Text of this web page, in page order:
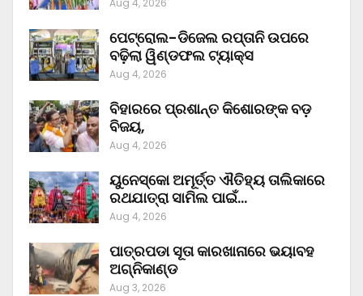
Aug 4, 2026
ପେଟ୍ରୋଲ-ଡିଜେଲ ରପ୍ତାନି ଉପରେ
ବଢ଼ିଲା ୱିଣ୍ଡଫଲ ଟ୍ୟାକ୍ସ
Aug 4, 2026
ବିହାରରେ ପ୍ରଶାନ୍ତ କିଶୋରଙ୍କ ବଡ଼
ବିଜୟ,
Aug 4, 2026
ୟୁନେସ୍କୋ ଅମୂର୍ତ୍ତ ଐତିହ୍ୟ ତାଲିକାରେ
ରଥଯାତ୍ରା ସାମିଲ ପାଇଁ…
Aug 4, 2026
ପାତ୍ରପଡା ସୂତା କାରଖାନାରେ ଭୟାବହ
ଅଗ୍ନିକାଣ୍ଡ
Aug 3, 2026